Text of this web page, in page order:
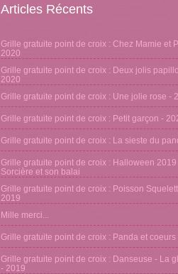
Articles Récents
Grille gratuite point de croix : Chez Mamie et
2020
Grille gratuite point de croix : Deux jolis
2020
Grille gratuite point de croix : Une jolie rose -
Grille gratuite point de croix : Petit garçon -
Grille gratuite point de croix : La sieste du
Grille gratuite point de croix : Halloween 2019
Sorcière et son balai
Grille gratuite point de croix : Poisson
2019
Mille merci...
Grille gratuite point de croix : Panda et coeurs
Grille gratuite point de croix : Danseuse - La
- 2019